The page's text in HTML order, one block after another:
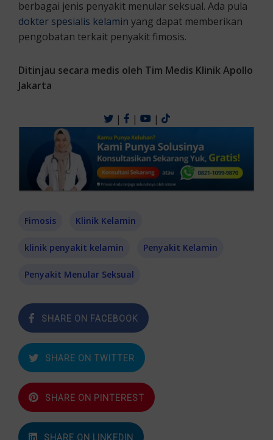
berbagai jenis penyakit menular seksual. Ada pula
dokter spesialis kelamin yang dapat memberikan
pengobatan terkait penyakit fimosis.
Ditinjau secara medis oleh Tim Medis Klinik Apollo
Jakarta
| | |
Fimosis Klinik Kelamin
klinik penyakit kelamin Penyakit Kelamin
Penyakit Menular Seksual
SHARE ON FACEBOOK
SHARE ON TWITTER
SHARE ON PINTEREST
SHARE ON LINKEDIN